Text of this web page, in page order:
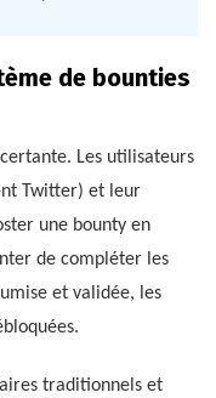
de bounties
Les utilisateurs
Twitter) et leur
une bounty en
de compléter les
et validée, les
traditionnels et